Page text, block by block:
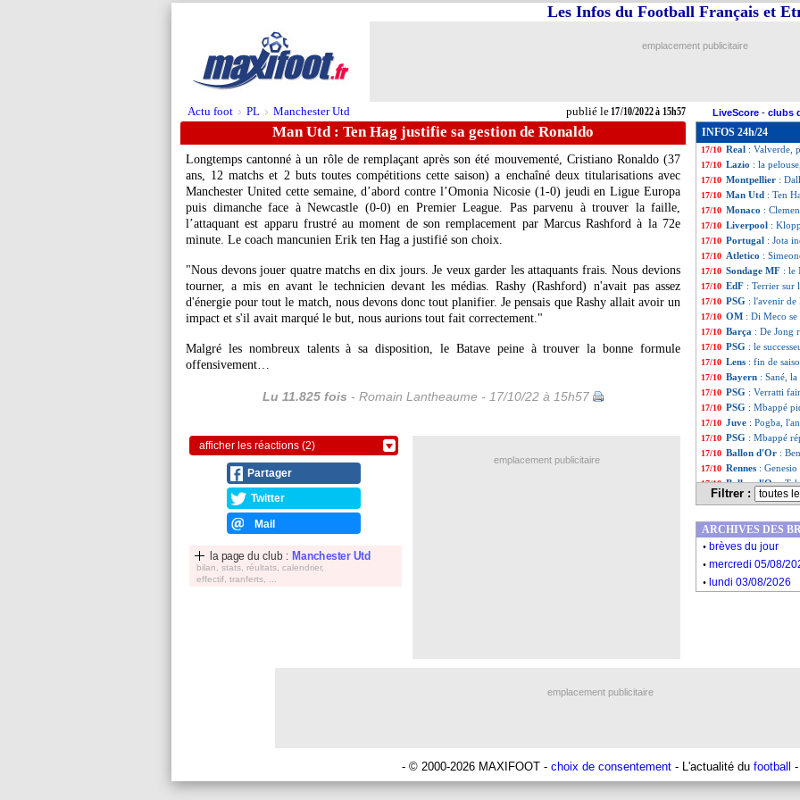
Actu foot > PL > Manchester Utd publié le17/10/2022 à 15h57
Les Infos du Football Français et
emplacement publicitaire
LiveScore - clubs
Man Utd : Ten Hag justifie sa gestion de Ronaldo
Longtemps cantonné à un rôle de remplaçant après son été mouvementé, Cristiano Ronaldo (37
ans, 12 matchs et 2 buts toutes compétitions cette saison) a enchaîné deux titularisations avec
Manchester United cette semaine, d’abord contre l’Omonia Nicosie (1-0) jeudi en Ligue Europa
puis dimanche face à Newcastle (0-0) en Premier League. Pas parvenu à trouver la faille,
l’attaquant est apparu frustré au moment de son remplacement par Marcus Rashford à la 72e
minute. Le coach mancunien Erik ten Hag a justifié son choix.
"Nous devons jouer quatre matchs en dix jours. Je veux garder les attaquants frais. Nous devions
tourner, a mis en avant le technicien devant les médias. Rashy (Rashford) n'avait pas assez
d'énergie pour tout le match, nous devons donc tout planifier. Je pensais que Rashy allait avoir un
impact et s'il avait marqué le but, nous aurions tout fait correctement."
Malgré les nombreux talents à sa disposition, le Batave peine à trouver la bonne formule
offensivement…
Lu 11.825 fois - Romain Lantheaume - 17/10/22 à 15h57
afficher les réactions (2)
Partager
Twitter
Mail
la page du club : Manchester Utd
bilan, stats, réultats, calendrier,
effectif, tranferts, ...
INFOS 24h/24
17/10 Ballon d'Or :
17/10 Montpellier
17/10 Ajaccio :
17/10 Ballon d'Or : 6
17/10 Real : Valverde,
17/10 Lazio : la
17/10 Montpellier :
17/10 Man Utd : Ten
17/10 Monaco :
17/10 Liverpool :
17/10 Portugal : Jota
17/10 Atletico :
17/10 Sondage MF : le
17/10 EdF : Terrier sur
17/10 PSG : l'avenir de
17/10 OM : Di Meco
17/10 Barça : De Jong
17/10 PSG : le
17/10 Lens : fin de
17/10 Bayern : Sané,
17/10 PSG : Verratti
17/10 PSG : Mbappé
17/10 Juve : Pogba,
17/10 PSG : Mbappé
17/10 Ballon d'Or :
17/10 Rennes :
17/10 Ballon d'Or:
17/10 PSG : Galtier
17/10 Auxerre:
17/10 Por. (Cpe): le
PSG: des
... Liste des
Filtrer :
emplacement publicitaire
ARCHIVES DES
. brèves du jour
. mercredi 05/08/
. lundi 03/08/2026
emplacement publicitaire
- © 2000-2026 MAXIFOOT - choix de consentement - L'actualité du football -